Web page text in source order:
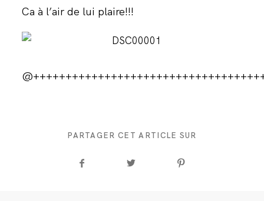
Ca à l’air de lui plaire!!!
PARTAGER CET ARTICLE SUR